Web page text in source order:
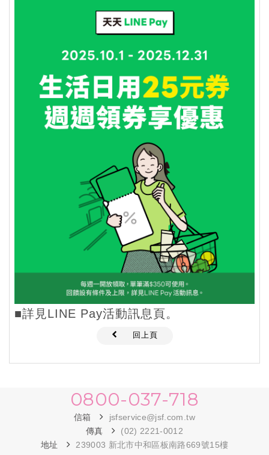
■詳見LINE Pay活動訊息頁。
回上頁
0800-037-718
信箱
jsfservice@jsf.com.tw
傳真
(02) 2221-0012
地址
239003 新北市中和區板南路669號15樓